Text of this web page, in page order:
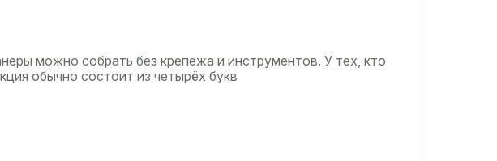
можно собрать без крепежа и инструментов. У тех, кто
обычно состоит из четырёх букв